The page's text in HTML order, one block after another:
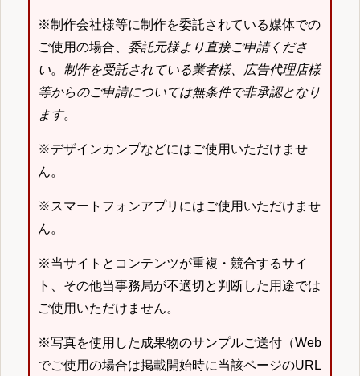
※制作会社様等に制作を委託されている媒体での
ご使用の場合、 委託元様より直接ご申請くださ
い。 制作を受託されている業者様、広告代理店様
等からのご申請については無条件で非承認となり
ます。
※デザインカンプなどにはご使用いただけませ
ん。
※スマートフォンアプリにはご使用いただけませ
ん。
※当サイトとコンテンツが重複・競合するサイ
ト、その他当事務局が不適切と判断した用途では
ご使用いただけません。
※写真を使用した成果物のサンプルご送付（Web
でご使用の場合は掲載開始時に当該ページのURL